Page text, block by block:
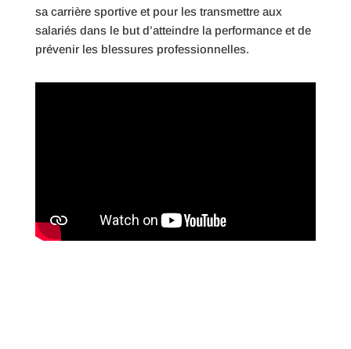
sa carrière sportive et pour les transmettre aux
salariés dans le but d’atteindre la performance et de
prévenir les blessures professionnelles.